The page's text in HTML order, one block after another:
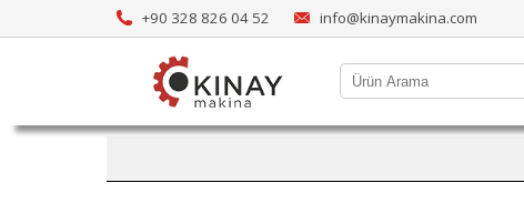
+90 328 826 04 52 info@kinaymakina.com